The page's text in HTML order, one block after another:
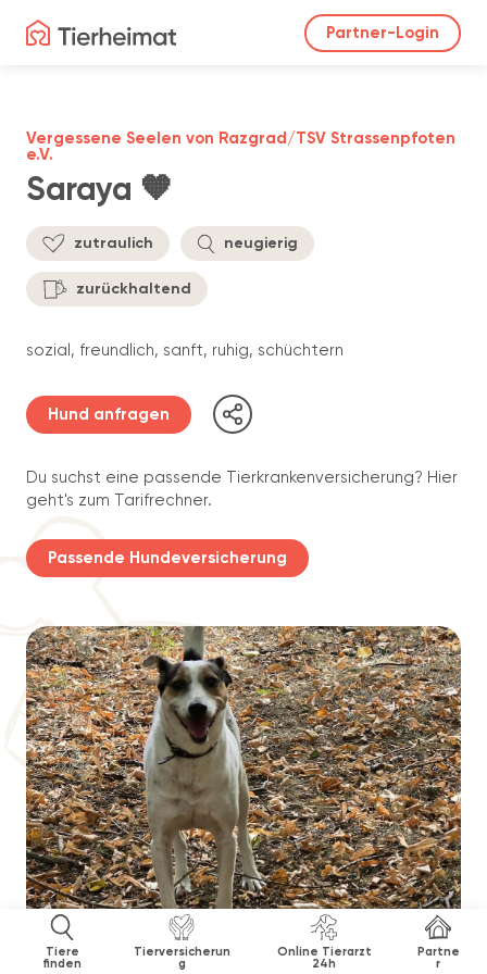
Partner-Login
Tiere
finden
Tierversicherun
g
Online Tierarzt
24h
Partne
r
Saraya 🧡
Vergessene Seelen von Razgrad/TSV Strassenpfoten
e.V.
zutraulich neugierig
zurückhaltend
sozial, freundlich, sanft, ruhig, schüchtern
Hund anfragen
Du suchst eine passende Tierkrankenversicherung? Hier
geht's zum Tarifrechner.
Passende Hundeversicherung